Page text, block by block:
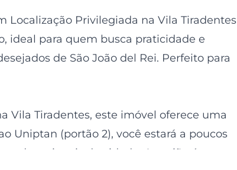
Localização Privilegiada na Vila Tiradentes
ideal para quem busca praticidade e
de São João del Rei. Perfeito para
Vila Tiradentes, este imóvel oferece uma
Uniptan (portão 2), você estará a poucos
educacionais da cidade. A região é